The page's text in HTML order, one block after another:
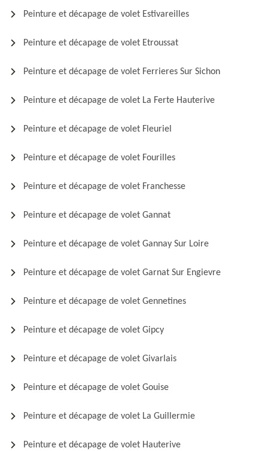
Peinture et décapage de volet Estivareilles
Peinture et décapage de volet Etroussat
Peinture et décapage de volet Ferrieres Sur Sichon
Peinture et décapage de volet La Ferte Hauterive
Peinture et décapage de volet Fleuriel
Peinture et décapage de volet Fourilles
Peinture et décapage de volet Franchesse
Peinture et décapage de volet Gannat
Peinture et décapage de volet Gannay Sur Loire
Peinture et décapage de volet Garnat Sur Engievre
Peinture et décapage de volet Gennetines
Peinture et décapage de volet Gipcy
Peinture et décapage de volet Givarlais
Peinture et décapage de volet Gouise
Peinture et décapage de volet La Guillermie
Peinture et décapage de volet Hauterive